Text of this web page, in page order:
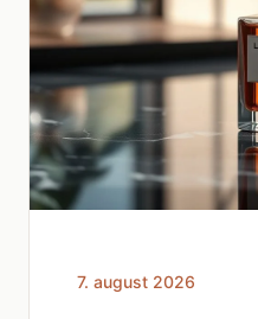
7. august 2026